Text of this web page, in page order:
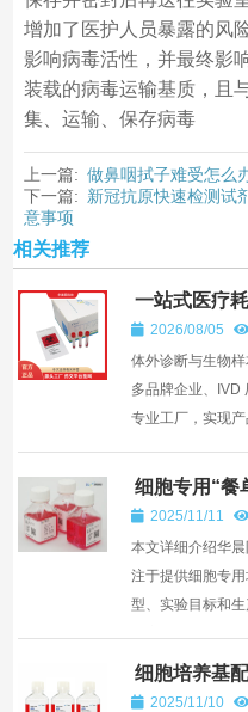
增加了医护人员暴露的风
影响病毒活性，并最终影
装载的病毒运输基质，且
集、运输、保存病毒
上一篇: 做鼻咽拭子难受怎么
下一篇: 新冠抗原快速检测试
意事项
相关推荐
一站式医疗
样拭子、棉
—— 深圳市华
2026/08/05
体外诊断与生物
多品牌企业、IVD
专业工厂，实现
细胞专用“餐
培养基个性化
2025/11/11
本文详细介绍华
注于提供细胞专
型、实验目标和
细胞培养基
提升细胞增殖
2025/11/10